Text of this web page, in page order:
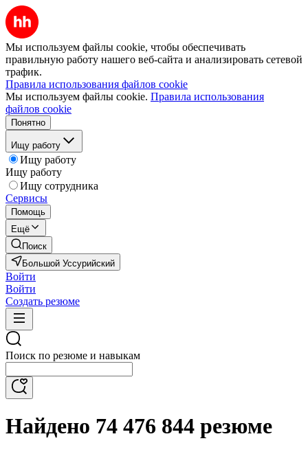
Мы используем файлы cookie, чтобы обеспечивать
правильную работу нашего веб-сайта и анализировать сетевой
трафик.
Правила использования файлов cookie
Мы используем файлы cookie. Правила использования
файлов cookie
Понятно
Ищу работу
Ищу работу
Ищу работу
Ищу сотрудника
Сервисы
Помощь
Ещё
Поиск
Большой Уссурийский
Войти
Войти
Создать резюме
Поиск по резюме и навыкам
Найдено 74 476 844 резюме